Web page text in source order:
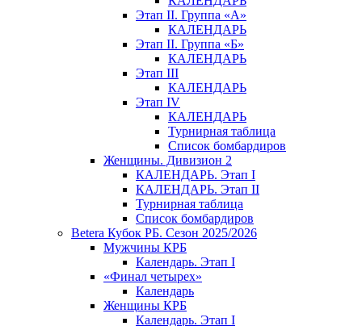
Этап II. Группа «А»
КАЛЕНДАРЬ
Этап II. Группа «Б»
КАЛЕНДАРЬ
Этап III
КАЛЕНДАРЬ
Этап IV
КАЛЕНДАРЬ
Турнирная таблица
Список бомбардиров
Женщины. Дивизион 2
КАЛЕНДАРЬ. Этап I
КАЛЕНДАРЬ. Этап II
Турнирная таблица
Список бомбардиров
Betera Кубок РБ. Сезон 2025/2026
Мужчины КРБ
Календарь. Этап I
«Финал четырех»
Календарь
Женщины КРБ
Календарь. Этап I